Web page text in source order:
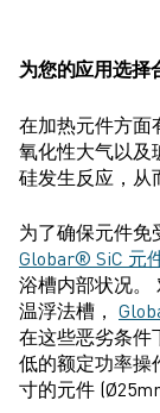
为您的应用选择
在加热元件方面
氧化性大气以及
硅发生反应，从
为了确保元件免
Globar® SiC 元
浴槽内部状况。
温浮法槽，
在这些恶劣条件
低的额定功率操
寸的元件